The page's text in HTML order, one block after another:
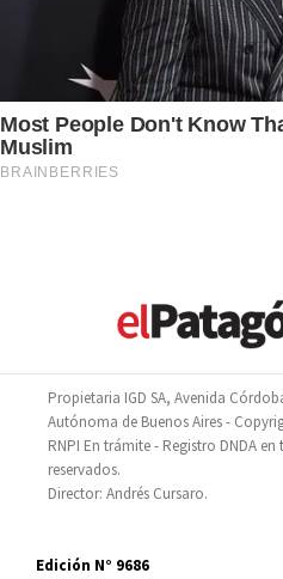
Propietaria IGD SA, Avenida
Autónoma de Buenos Aires -
RNPI En trámite - Registro DNDA
reservados.
Director: Andrés Cursaro.
Edición N° 9686